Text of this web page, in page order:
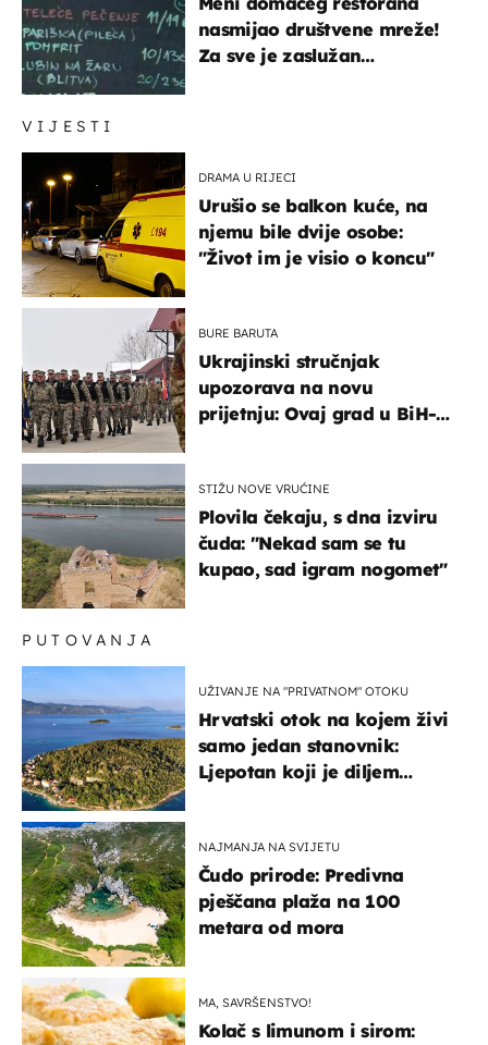
VIJESTI
DRAMA U RIJECI
Urušio se balkon kuće, na
njemu bile dvije osobe:
"Život im je visio o koncu"
BURE BARUTA
Ukrajinski stručnjak
upozorava na novu
prijetnju: Ovaj grad u BiH-u
STIŽU NOVE VRUĆINE
Plovila čekaju, s dna izviru
čuda: "Nekad sam se tu
kupao, sad igram nogomet"
nasmijao društvene mreže!
Za sve je zaslužan
PUTOVANJA
UŽIVANJE NA "PRIVATNOM" OTOKU
Hrvatski otok na kojem živi
samo jedan stanovnik:
Ljepotan koji je diljem
NAJMANJA NA SVIJETU
Čudo prirode: Predivna
pješčana plaža na 100
metara od mora
MA, SAVRŠENSTVO!
Kolač s limunom i sirom: